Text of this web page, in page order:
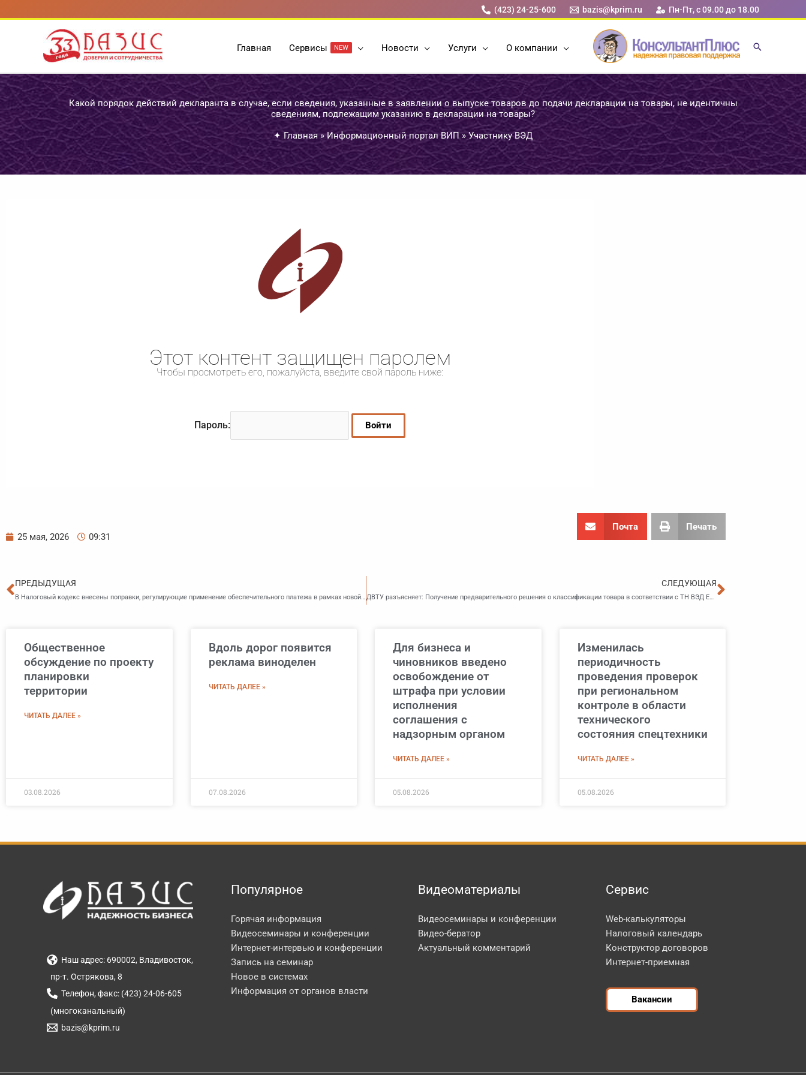
к
содержимому
(423) 24-25-600 bazis@kprim.ru Пн-Пт, с 09.00 до 18.00
Главная Cервисы NEW Новости Услуги О компании
Какой порядок действий декларанта в случае, если сведения, указанные в заявлении о выпуске товаров до подачи декларации на товары, не идентичны
сведениям, подлежащим указанию в декларации на товары?
✦ Главная »Информационный портал ВИП»Участнику ВЭД
Этот контент защищен паролем
Чтобы просмотреть его, пожалуйста, введите свой пароль ниже:
Пароль:
25 мая, 2026 09:31
Почта Печать
Пред
ПРЕДЫДУЩАЯ
В Налоговый кодекс внесены поправки, регулирующие применение обеспечительного платежа в рамках новой системы СПОТ
СЛЕДУЮЩАЯ
ДВТУ разъясняет: Получение предварительного решения о классификации товара в соответствии с ТН ВЭД ЕАЭС
Общественное
обсуждение по проекту
планировки
территории
ЧИТАТЬ ДАЛЕЕ »
03.08.2026
Вдоль дорог появится
реклама виноделен
ЧИТАТЬ ДАЛЕЕ »
07.08.2026
Для бизнеса и
чиновников введено
освобождение от
штрафа при условии
исполнения
соглашения с
надзорным органом
ЧИТАТЬ ДАЛЕЕ »
05.08.2026
Изменилась
периодичность
проведения проверок
при региональном
контроле в области
технического
состояния спецтехники
ЧИТАТЬ ДАЛЕЕ »
05.08.2026
Наш адрес: 690002, Владивосток,
пр-т. Острякова, 8
Телефон, факс: (423) 24-06-605
(многоканальный)
bazis@kprim.ru
Популярное
Горячая информация
Видеосеминары и конференции
Интернет-интервью и конференции
Запись на семинар
Новое в системах
Информация от органов власти
Видеоматериалы
Видеосеминары и конференции
Видео-бератор
Актуальный комментарий
Сервис
Web-калькуляторы
Налоговый календарь
Конструктор договоров
Интернет-приемная
Вакансии